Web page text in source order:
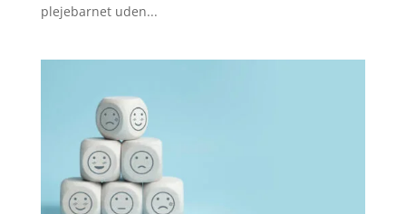
plejebarnet uden...